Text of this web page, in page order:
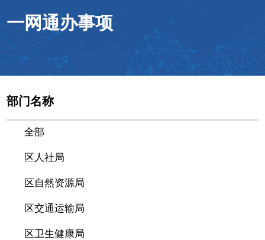
一网通办事项
部门名称
全部
区人社局
区自然资源局
区交通运输局
区卫生健康局